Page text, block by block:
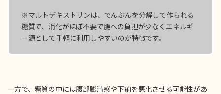
※マルトデキストリンは、でんぷんを分解して作られる
糖質で、消化がほぼ不要で腸への負担が少なくエネルギ
ー源として手軽に利用しやすいのが特徴です。
一方で、糖質の中には腹部膨満感や下痢を悪化させる可能性があ